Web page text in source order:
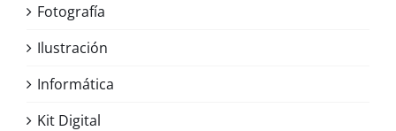
Fotografía
Ilustración
Informática
Kit Digital